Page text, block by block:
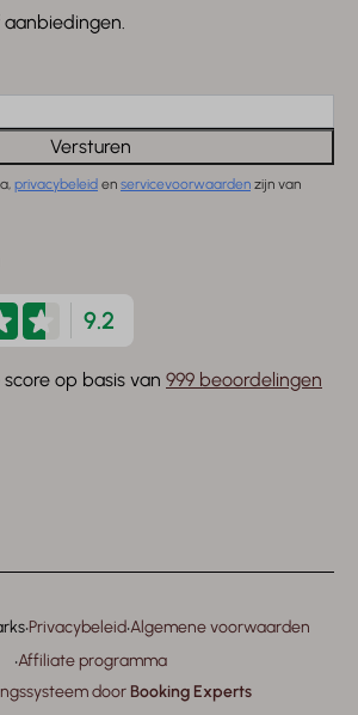
Versturen
privacybeleid en servicevoorwaarden zijn van
9.2
op basis van 999 beoordelingen
·Privacybeleid·Algemene voorwaarden
·Affiliate programma
doorBooking Experts